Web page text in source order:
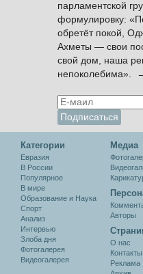
парламентской
формулировку:
обретёт покой,
Ахметы — свои
свой дом, наша
непоколебима».
Категории
Евразия
В России
Популярное
В мире
Образование и Наука
Спорт
Анализ
Интервью
Злоба дня
Фотогалерея
Видеогалерея
Медиа
Авторы
О нас
Контакты
Реклама